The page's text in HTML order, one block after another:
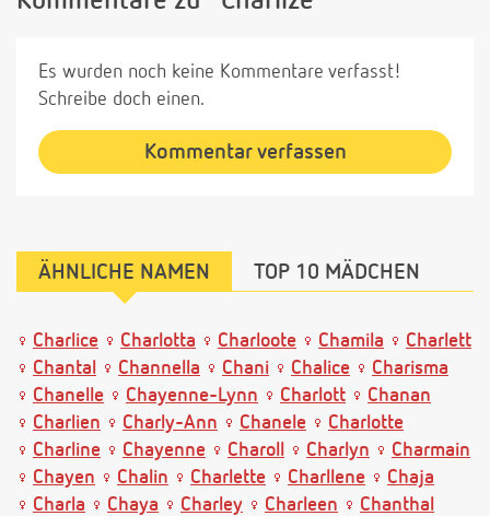
Es wurden noch keine Kommentare verfasst!
Schreibe doch einen.
Kommentar verfassen
ÄHNLICHE NAMEN TOP 10 MÄDCHEN
Charlice Charlotta Charloote Chamila
Charlett
Chantal
Channella Chani Chalice
Charisma
Chanelle
Chayenne-Lynn Charlott
Chanan
Charlien
Charly-Ann Chanele
Charlotte
Charline
Chayenne Charoll Charlyn
Charmain
Chayen
Chalin Charlette Charllene
Chaja
Charla
Chaya Charley Charleen
Chanthal